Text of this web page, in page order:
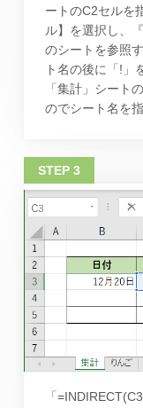
ートのC2セルを
ル】を選択し、
のシートを参照
ト名の後に「!」
「集計」シート
のでシート名を
「